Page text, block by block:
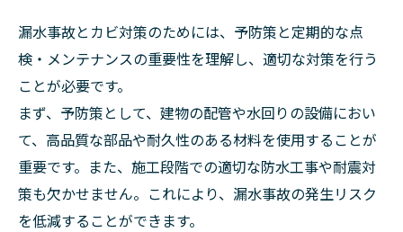
漏水事故とカビ対策のためには、予防策と定期的な点
検・メンテナンスの重要性を理解し、適切な対策を行う
ことが必要です。
まず、予防策として、建物の配管や水回りの設備におい
て、高品質な部品や耐久性のある材料を使用することが
重要です。また、施工段階での適切な防水工事や耐震対
策も欠かせません。これにより、漏水事故の発生リスク
を低減することができます。